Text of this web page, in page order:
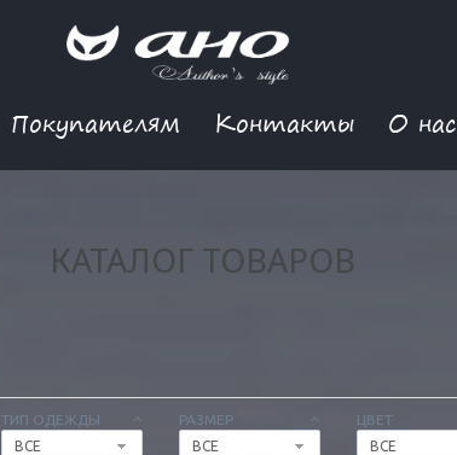
Покупателям Контакты О нас
КАТАЛОГ ТОВАРОВ
ТИП ОДЕЖДЫ
ВСЕ
РАЗМЕР
ВСЕ
ЦВЕТ
ВСЕ